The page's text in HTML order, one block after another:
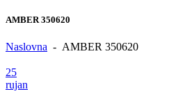
AMBER 350620
Naslovna - AMBER 350620
25
rujan